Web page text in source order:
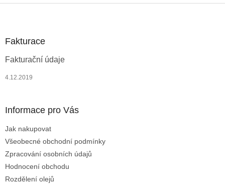
Fakturace
Fakturační údaje
4.12.2019
Informace pro Vás
Jak nakupovat
Všeobecné obchodní podmínky
Zpracování osobních údajů
Hodnocení obchodu
Rozdělení olejů